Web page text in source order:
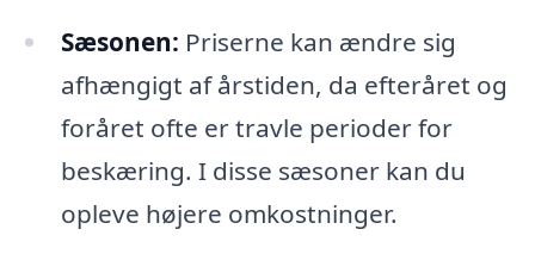
Sæsonen: Priserne kan ændre sig
afhængigt af årstiden, da efteråret og
foråret ofte er travle perioder for
beskæring. I disse sæsoner kan du
opleve højere omkostninger.